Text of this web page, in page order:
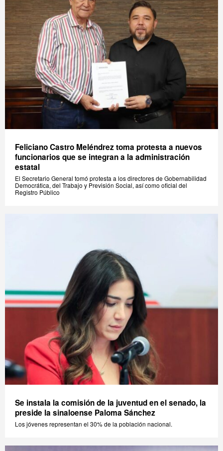
Feliciano Castro Meléndrez toma protesta a nuevos
funcionarios que se integran a la administración
estatal
El Secretario General tomó protesta a los directores de Gobernabilidad
Democrática, del Trabajo y Previsión Social, así como oficial del
Registro Público
Se instala la comisión de la juventud en el senado, la
preside la sinaloense Paloma Sánchez
Los jóvenes representan el 30% de la población nacional.